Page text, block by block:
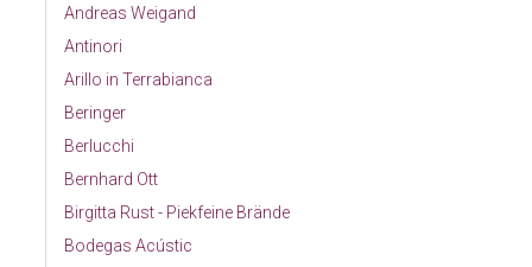
Andreas Weigand
Antinori
Arillo in Terrabianca
Beringer
Berlucchi
Bernhard Ott
Birgitta Rust - Piekfeine Brände
Bodegas Acústic